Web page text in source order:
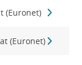
(Euronet)
(Euronet)